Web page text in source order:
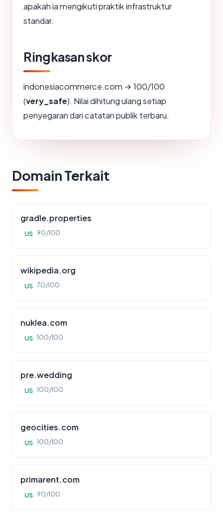
apakah ia mengikuti praktik infrastruktur
standar.
Ringkasan skor
indonesiacommerce.com → 100/100
(very_safe). Nilai dihitung ulang setiap
penyegaran dari catatan publik terbaru.
Domain Terkait
gradle.properties
US 90/100
wikipedia.org
US 70/100
nuklea.com
US 100/100
pre.wedding
US 100/100
geocities.com
US 100/100
primarent.com
US 90/100